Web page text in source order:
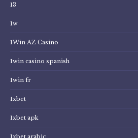
13
1w
1Win AZ Casino
1win casino spanish
1win fr
1xbet
1xbet apk
1xbet arabic